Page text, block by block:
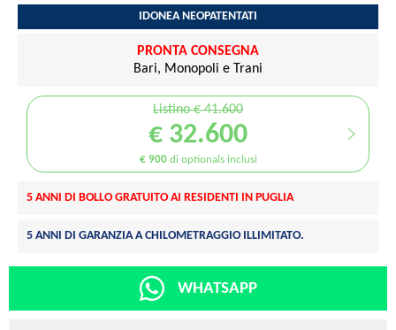
IDONEA NEOPATENTATI
PRONTA CONSEGNA
Bari, Monopoli e Trani
Listino € 41.600
€ 32.600
€ 900di optionals inclusi
5 ANNI DI BOLLO GRATUITO AI RESIDENTI IN PUGLIA
5 ANNI DI GARANZIA A CHILOMETRAGGIO ILLIMITATO.
WHATSAPP